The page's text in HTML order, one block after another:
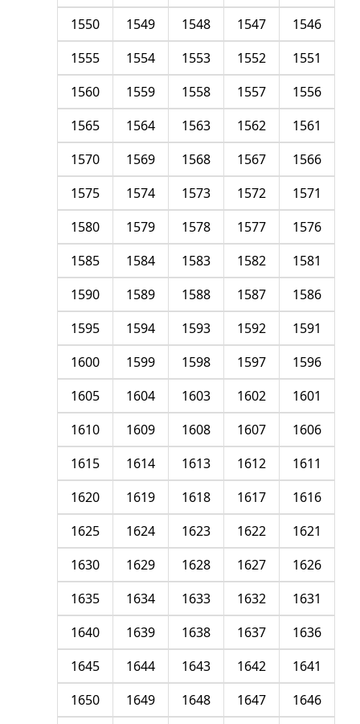
1546
1547
1548
1549
1550
1551
1552
1553
1554
1555
1556
1557
1558
1559
1560
1561
1562
1563
1564
1565
1566
1567
1568
1569
1570
1571
1572
1573
1574
1575
1576
1577
1578
1579
1580
1581
1582
1583
1584
1585
1586
1587
1588
1589
1590
1591
1592
1593
1594
1595
1596
1597
1598
1599
1600
1601
1602
1603
1604
1605
1606
1607
1608
1609
1610
1611
1612
1613
1614
1615
1616
1617
1618
1619
1620
1621
1622
1623
1624
1625
1626
1627
1628
1629
1630
1631
1632
1633
1634
1635
1636
1637
1638
1639
1640
1641
1642
1643
1644
1645
1646
1647
1648
1649
1650